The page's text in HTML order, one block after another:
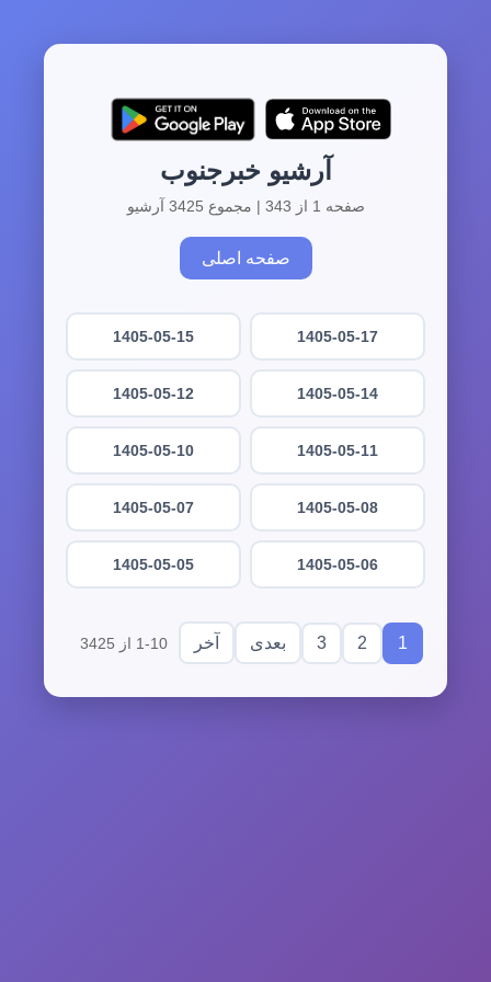
آرشیو خبرجنوب
صفحه 1 از 343 | مجموع 3425 آرشیو
صفحه اصلی
1405-05-17
1405-05-15
1405-05-14
1405-05-12
1405-05-11
1405-05-10
1405-05-08
1405-05-07
1405-05-06
1405-05-05
1
2
3 بعدی آخر 1-10 از 3425